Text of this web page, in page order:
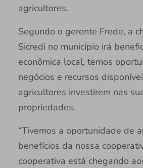
agricultores.
Segundo o gerente Frede, a
Sicredi no município irá
econômica local, temos
negócios e recursos
agricultores investirem nas
propriedades.
“Tivemos a oportunidade de
benefícios da nossa
cooperativa está chegando